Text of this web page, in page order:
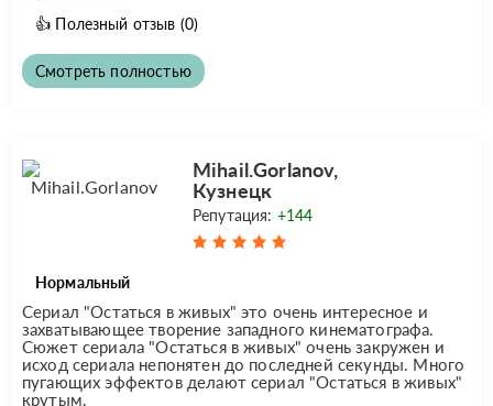
👍 Полезный отзыв (0)
Смотреть полностью
Mihail.Gorlanov,
Кузнецк
Репутация: +144
Нормальный
Сериал "Остаться в живых" это очень интересное и
захватывающее творение западного кинематографа.
Сюжет сериала "Остаться в живых" очень закружен и
исход сериала непонятен до последней секунды. Много
пугающих эффектов делают сериал "Остаться в живых"
крутым.